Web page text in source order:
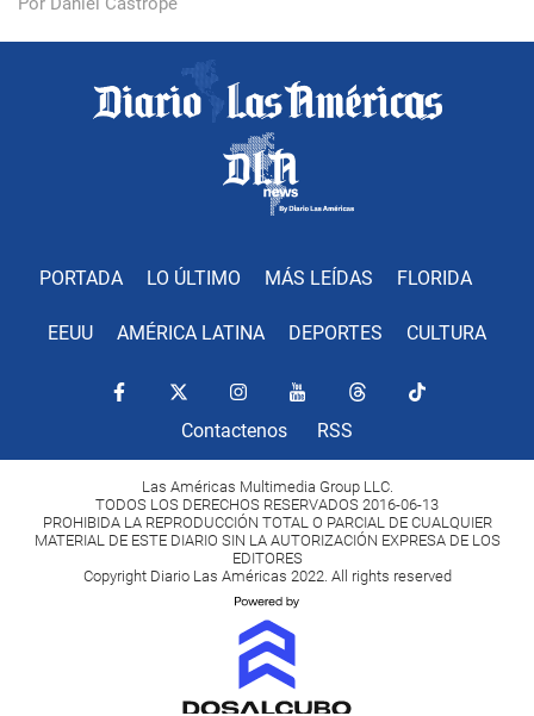
PORTADA LO ÚLTIMO MÁS LEÍDAS FLORIDA
EEUU AMÉRICA LATINA DEPORTES CULTURA
Contactenos RSS
Las Américas Multimedia Group LLC.
TODOS LOS DERECHOS RESERVADOS 2016-06-13
PROHIBIDA LA REPRODUCCIÓN TOTAL O PARCIAL DE CUALQUIER
MATERIAL DE ESTE DIARIO SIN LA AUTORIZACIÓN EXPRESA DE LOS
EDITORES
Copyright Diario Las Américas 2022. All rights reserved